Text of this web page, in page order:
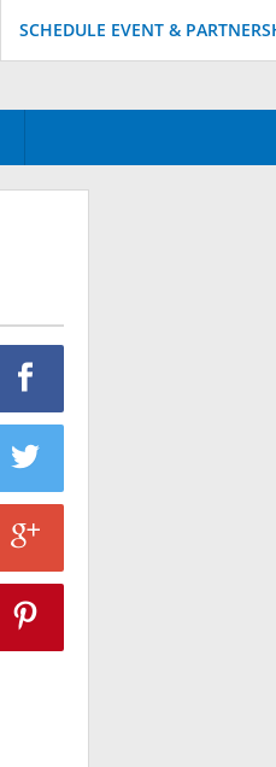
SCHEDULE EVENT &